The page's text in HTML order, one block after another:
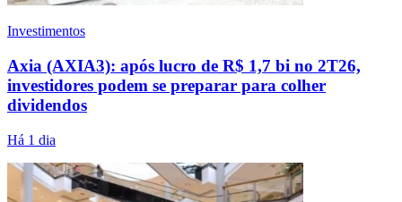
Investimentos
Axia (AXIA3): após lucro de R$ 1,7 bi no 2T26,
investidores podem se preparar para colher
dividendos
Há 1 dia